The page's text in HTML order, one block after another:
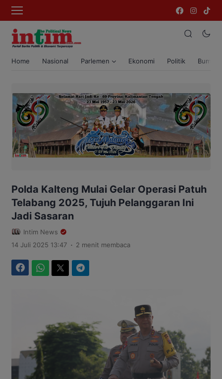
Home Nasional Parlemen Ekonomi Politik Bumi
Polda Kalteng Mulai Gelar Operasi Patuh
Telabang 2025, Tujuh Pelanggaran Ini
Jadi Sasaran
Intim News
14 Juli 2025 13:47 . 2 menit membaca